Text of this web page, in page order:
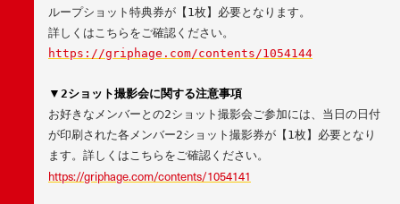
ループショット特典券が【 1枚】必要となります。
詳しくはこちらをご確認ください。
https://griphage.com/contents/1054144
▼ 2ショット撮影会に関する注意事項
お好きなメンバーとの2ショット撮影会ご参加には、当日の日付
が印刷された各メンバー2ショット撮影券が【1 枚】必要となり
ます。詳しくはこちらをご確認ください。
https://griphage.com/contents/1054141